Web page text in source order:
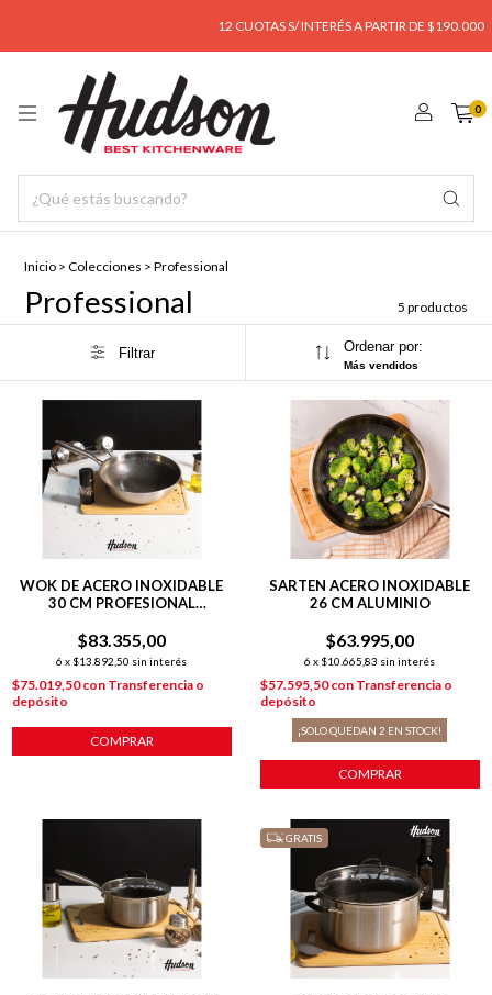
12 CUOTAS S/ INTERÉS A PARTIR DE $190.000
0
Inicio > Colecciones > Professional
Professional 5 productos
Filtrar Ordenar por:
Más vendidos
WOK DE ACERO INOXIDABLE
30 CM PROFESIONAL
$83.355,00
6 x $13.892,50 sin interés
$75.019,50con Transferencia o
depósito
COMPRAR
SARTEN ACERO INOXIDABLE
26 CM ALUMINIO
$63.995,00
6 x $10.665,83 sin interés
$57.595,50con Transferencia o
depósito
¡SOLO QUEDAN2 EN STOCK!
COMPRAR
GRATIS